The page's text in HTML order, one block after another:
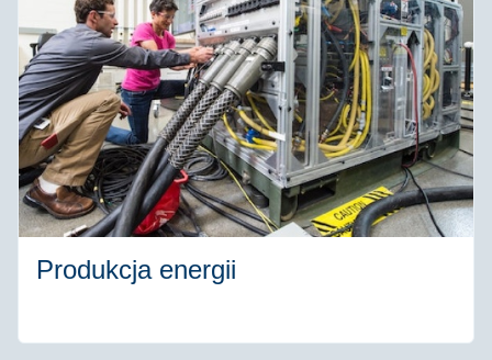
Produkcja energii